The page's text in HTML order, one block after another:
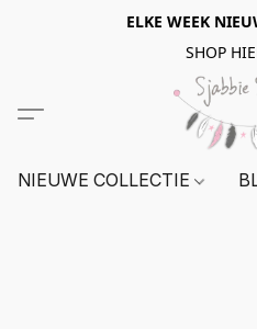
ELKE WEEK
SHOP
NIEUWE COLLECTIE